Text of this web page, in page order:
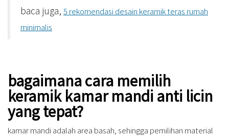
baca juga, 5 rekomendasi desain keramik teras rumah
minimalis
bagaimana cara memilih
keramik kamar mandi anti licin
yang tepat?
kamar mandi adalah area basah, sehingga pemilihan material